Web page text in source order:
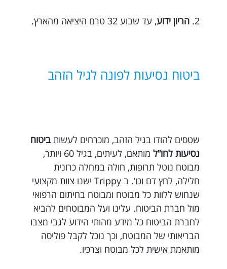
2. הריון ידוע, עד שבוע 32 טרם היציאה מהארץ.
ביטוח נסיעות לפונה לגיל הזהב
שטסים להודו בגיל הזהב, מוכרחים לעשות ביטוח
נסיעות לחו”ל
מותאם, לעיתים, בגיל 60 ויותר,
מבוטח נוטל תרופות, חולה במחלה כרונית
חלילה, לחץ דם וכו’. ב Trippy ישנו צוות מקצועי
שנחוש ללוות כל מבוטח ומבוטח בחיתום הרפואי
מול חברת הביטוח. עלינו ועל המבוטחים להביא
לחברת הביטוח כל מידע מהותי הידוע לגבי מצבו
הבריאותי של המבוטח, וכך נוכל לקבל פוליסה
מותאמת אישית לכל מבוטח וצרכיו.